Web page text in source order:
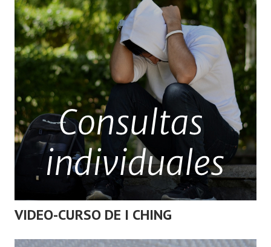
VIDEO-CURSO DE I CHING